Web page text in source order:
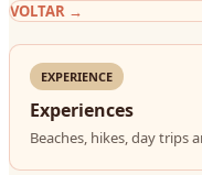
VOLTAR →
EXPERIENCE
Experiences
Beaches, hikes, day trips